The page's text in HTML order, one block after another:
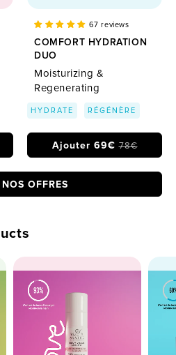
67 reviews
COMFORT HYDRATION
DUO
Moisturizing &
Regenerating
HYDRATE RÉGÉNÈRE
Ajouter 69€78€
OFFRES